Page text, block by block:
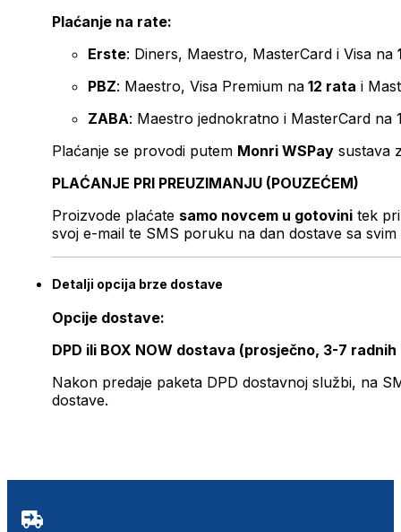
Plaćanje na rate:
Erste: Diners, Maestro, MasterCard i Visa na
PBZ: Maestro, Visa Premium na 12 rata i
ZABA: Maestro jednokratno i MasterCard na
Plaćanje se provodi putem Monri WSPay sustava
PLAĆANJE PRI PREUZIMANJU (POUZEĆEM)
Proizvode plaćate samo novcem u gotovini tek
svoj e-mail te SMS poruku na dan dostave sa svim
Detalji opcija brze dostave
Opcije dostave:
DPD ili BOX NOW dostava (prosječno, 3-7 radnih
Nakon predaje paketa DPD dostavnoj službi, na
dostave.